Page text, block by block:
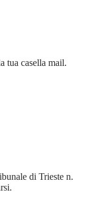
tua casella mail.
di Trieste n.